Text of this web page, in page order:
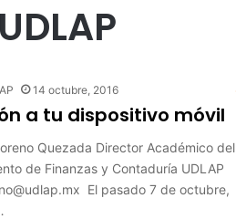
14 octubre, 2016
a tu dispositivo móvil
Quezada Director Académico del
de Finanzas y Contaduría UDLAP
El pasado 7 de octubre,